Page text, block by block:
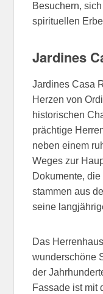
Besuchern,
spirituellen
Jardines
Jardines Casa
Herzen von
historischen
prächtige
neben einem
Weges zur
Dokumente,
stammen aus
seine
Das
wunderschöne
der
Fassade ist mit